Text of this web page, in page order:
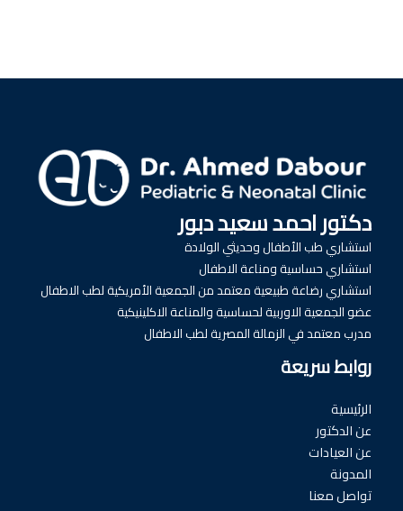
دكتور احمد سعيد دبور
استشاري طب الأطفال وحديثي الولادة
استشاري حساسية ومناعة الاطفال
استشاري رضاعة طبيعية معتمد من الجمعية الأمريكية لطب الاطفال
عضو الجمعية الاوربية لحساسية والمناعة الاكلينيكية
مدرب معتمد في الزمالة المصرية لطب الاطفال
روابط سريعة
الرئيسية
عن الدكتور
عن العيادات
المدونة
تواصل معنا